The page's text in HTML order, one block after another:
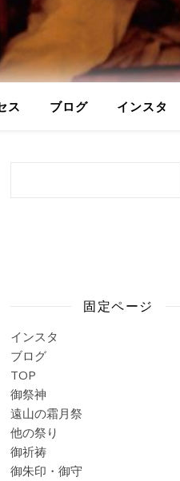
ス ブログ インスタ
固定ページ
インスタ
ブログ
TOP
御祭神
遠山の霜月祭
他の祭り
御祈祷
御朱印・御守